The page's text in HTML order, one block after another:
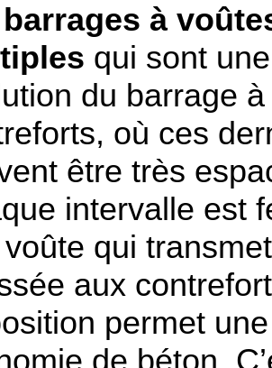
barrages à
qui sont une
du barrage à
où ces
être très
intervalle est
qui
aux
permet
de béton.